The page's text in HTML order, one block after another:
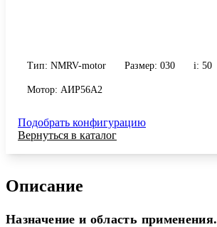
Тип: NMRV-motor Размер: 030 i: 50
Мотор: АИР56A2
Подобрать конфигурацию
Вернуться в каталог
Описание
Назначение и область применения.